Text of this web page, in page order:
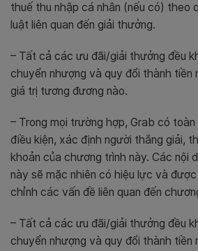
thuế thu nhập cá nhân (nếu có) theo
luật liên quan đến giải thưởng.
– Tất cả các ưu đãi/giải thưởng đều
chuyển nhượng và quy đổi thành tiền
giá trị tương đương nào.
– Trong mọi trường hợp, Grab có
điều kiện, xác định người thắng giải,
khoản của chương trình này. Các nội
này sẽ mặc nhiên có hiệu lực và
chỉnh các vấn đề liên quan đến
– Tất cả các ưu đãi/giải thưởng đều
chuyển nhượng và quy đổi thành tiền